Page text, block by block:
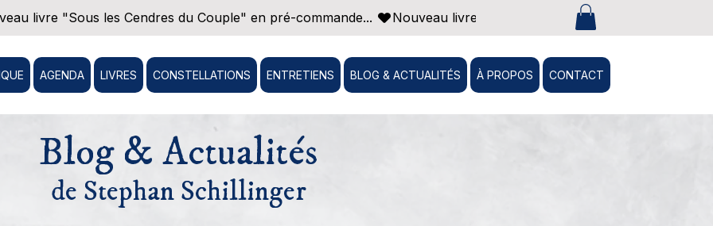
livre "Sous les Cendres du Couple" en pré-commande...
AGENDA LIVRES CONSTELLATIONS ENTRETIENS BLOG & ACTUALITÉS À PROPOS CONTACT
Blog & Actualités
de Stephan Schillinger